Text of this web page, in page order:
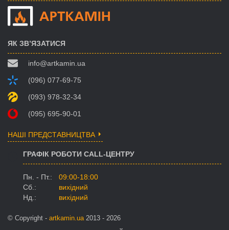
ЯК ЗВ’ЯЗАТИСЯ
info@artkamin.ua
(096) 077-69-75
(093) 978-32-34
(095) 695-90-01
НАШІ ПРЕДСТАВНИЦТВА
ГРАФІК РОБОТИ CALL-ЦЕНТРУ
Пн. - Пт.:
09:00-18:00
Сб.:
вихідний
Нд.:
вихідний
© Copyright - artkamin.ua2013 - 2026